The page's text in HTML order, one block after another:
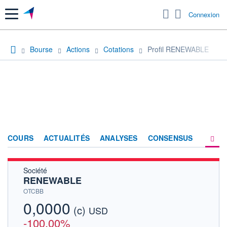
Menu Connexion
Bourse Actions Cotations Profil RENEWABLE
COURS ACTUALITÉS ANALYSES CONSENSUS
Société
RENEWABLE
OTCBB
0,0000 (c) USD
-100,00%